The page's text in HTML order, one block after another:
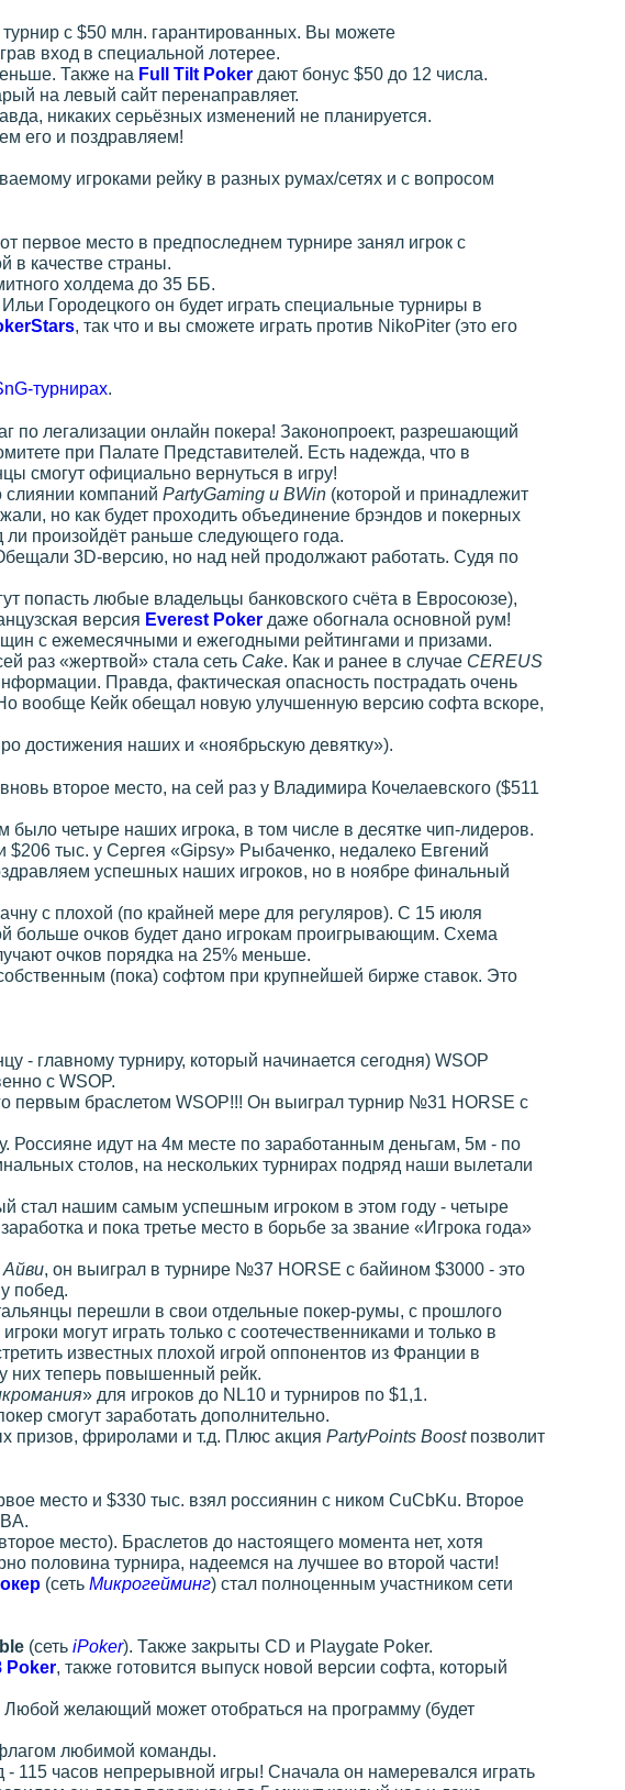
с $50 млн. гарантированных. Вы можете
вход в специальной лотерее.
Также на Full Tilt Poker дают бонус $50 до 12 числа.
на левый сайт перенаправляет.
никаких серьёзных изменений не планируется.
его и поздравляем!
игроками рейку в разных румах/сетях и с вопросом
первое место в предпоследнем турнире занял игрок с
в качестве страны.
холдема до 35 ББ.
Городецкого он будет играть специальные турниры в
, так что и вы сможете играть против NikoPiter (это его
турнирах.
легализации онлайн покера! Законопроект, разрешающий
при Палате Представителей. Есть надежда, что в
смогут официально вернуться в игру!
слиянии компаний PartyGaming и BWin (которой и принадлежит
но как будет проходить объединение брэндов и покерных
произойдёт раньше следующего года.
3D-версию, но над ней продолжают работать. Судя по
попасть любые владельцы банковского счёта в Евросоюзе),
версия Everest Poker даже обогнала основной рум!
с ежемесячными и ежегодными рейтингами и призами.
раз «жертвой» стала сеть Cake. Как и ранее в случае CEREUS
Правда, фактическая опасность пострадать очень
вообще Кейк обещал новую улучшенную версию софта вскоре,
достижения наших и «ноябрьскую девятку»).
второе место, на сей раз у Владимира Кочелаевского ($511
четыре наших игрока, в том числе в десятке чип-лидеров.
тыс. у Сергея «Gipsy» Рыбаченко, недалеко Евгений
успешных наших игроков, но в ноябре финальный
с плохой (по крайней мере для регуляров). С 15 июля
больше очков будет дано игрокам проигрывающим. Схема
очков порядка на 25% меньше.
(пока) софтом при крупнейшей бирже ставок. Это
- главному турниру, который начинается сегодня) WSOP
с WSOP.
первым браслетом WSOP!!! Он выиграл турнир №31 HORSE с
Россияне идут на 4м месте по заработанным деньгам, 5м - по
столов, на нескольких турнирах подряд наши вылетали
стал нашим самым успешным игроком в этом году - четыре
и пока третье место в борьбе за звание «Игрока года»
, он выиграл в турнире №37 HORSE с байином $3000 - это
побед.
перешли в свои отдельные покер-румы, с прошлого
могут играть только с соотечественниками и только в
известных плохой игрой оппонентов из Франции в
них теперь повышенный рейк.
» для игроков до NL10 и турниров по $1,1.
смогут заработать дополнительно.
призов, фриролами и т.д. Плюс акция PartyPoints Boost позволит
место и $330 тыс. взял россиянин с ником CuCbKu. Второе
место). Браслетов до настоящего момента нет, хотя
половина турнира, надеемся на лучшее во второй части!
(сеть Микрогейминг) стал полноценным участником сети
(сеть iPoker). Также закрыты CD и Playgate Poker.
Poker, также готовится выпуск новой версии софта, который
желающий может отобраться на программу (будет
любимой команды.
115 часов непрерывной игры! Сначала он намеревался играть